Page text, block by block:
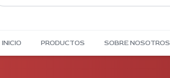
INICIO PRODUCTOS SOBRE NOSOTROS